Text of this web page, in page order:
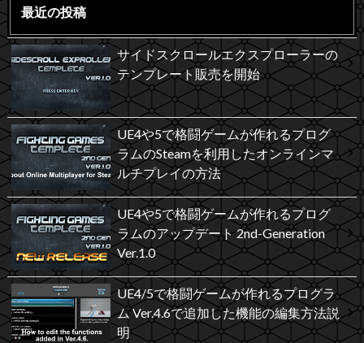
最近の投稿
サイドスクロールエクスプローラーの
テンプレート販売を開始
UE4や5で格闘ゲームが作れるプログ
ラムのSteamを利用したオンラインマ
ルチプレイの方法
UE4や5で格闘ゲームが作れるプログ
ラムのアップデート 2nd-Generation
Ver.1.0
UE4/5で格闘ゲームが作れるプログラ
ム Ver.4.6で追加した機能の編集方法説
明